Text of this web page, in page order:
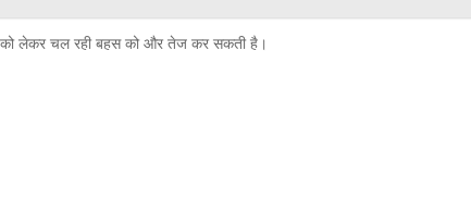
को लेकर चल रही बहस को और तेज कर सकती है।